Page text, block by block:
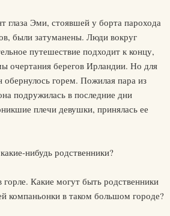
глаза Эми, стоявшей у борта парохода
были затуманены. Люди вокруг
путешествие подходит к концу,
очертания берегов Ирландии. Но для
горем. Пожилая пара из
подружилась в последние дни
плечи девушки, принялась ее
нибудь родственники?
Какие могут быть родственники
компаньонки в таком большом городе?